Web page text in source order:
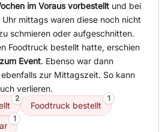
im Voraus vorbestellt und bei
mittags waren diese noch nicht
schmieren oder aufgeschnitten.
Foodtruck bestellt hatte, erschien
Event. Ebenso war dann
zur Mittagszeit. So kann
verlieren.
2
Foodtruck bestellt
1
1